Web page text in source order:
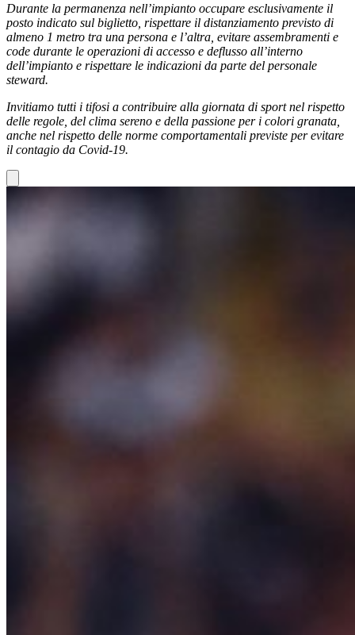
Durante la permanenza nell’impianto occupare esclusivamente il
posto indicato sul biglietto, rispettare il distanziamento previsto di
almeno 1 metro tra una persona e l’altra, evitare assembramenti e
code durante le operazioni di accesso e deflusso all’interno
dell’impianto e rispettare le indicazioni da parte del personale
steward.
Invitiamo tutti i tifosi a contribuire alla giornata di sport nel rispetto
delle regole, del clima sereno e della passione per i colori granata,
anche nel rispetto delle norme comportamentali previste per evitare
il contagio da Covid-19.